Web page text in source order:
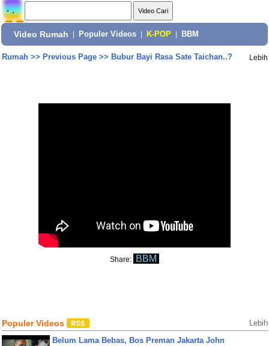
Video Rumah Populer Videos K-POP BBM
Rumah>> Previous Page>> Bubur Bayi Rasa Sate Taichan..? Lebih
Share: BBM
Populer Videos Lebih
Belum Lama Bebas, Bos Preman Jakarta John